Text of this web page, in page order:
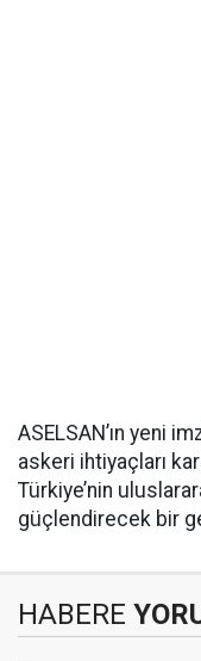
ASELSAN’ın yeni
askeri ihtiyaçları
Türkiye’nin
güçlendirecek bir
HABERE